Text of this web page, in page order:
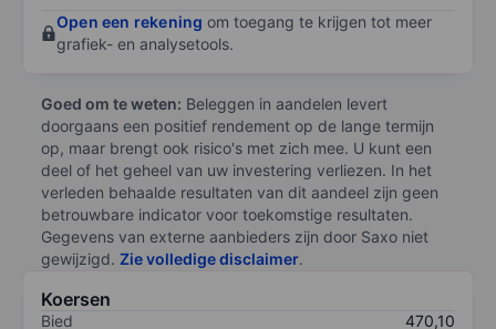
Open een rekening om toegang te krijgen tot meer
grafiek- en analysetools.
Goed om te weten: Beleggen in aandelen levert
doorgaans een positief rendement op de lange termijn
op, maar brengt ook risico's met zich mee. U kunt een
deel of het geheel van uw investering verliezen. In het
verleden behaalde resultaten van dit aandeel zijn geen
betrouwbare indicator voor toekomstige resultaten.
Gegevens van externe aanbieders zijn door Saxo niet
gewijzigd. Zie volledige disclaimer.
Koersen
Bied
470,10